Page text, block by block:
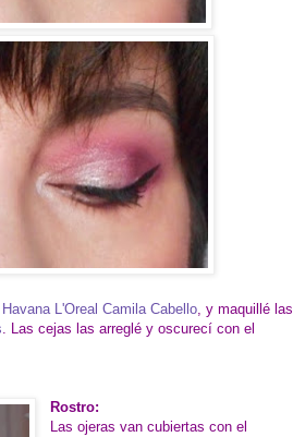
L'Oreal Camila Cabello, y maquillé las
. Las cejas las arreglé y oscurecí con el
Rostro:
Las ojeras van cubiertas con el